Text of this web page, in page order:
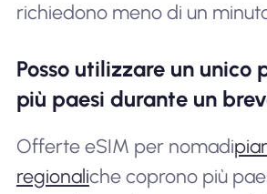
richiedono meno di un
Posso utilizzare un unico
più paesi durante un
Offerte eSIM per nomadi
regionaliche coprono più